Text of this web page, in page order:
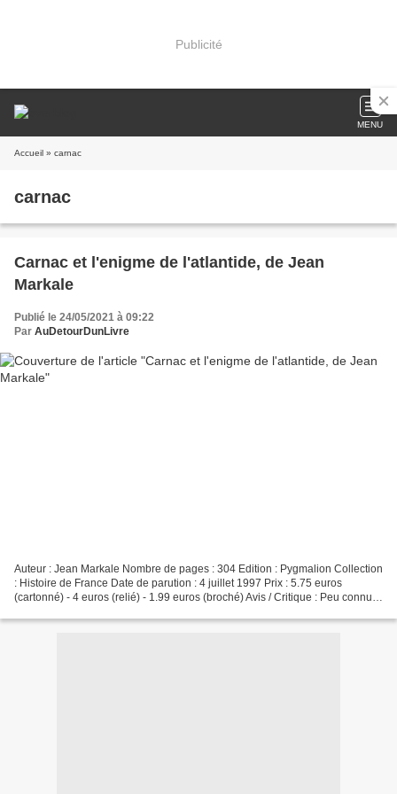
Publicité
MENU
Accueil » carnac
carnac
Carnac et l'enigme de l'atlantide, de Jean
Markale
Publié le 24/05/2021 à 09:22
Par AuDetourDunLivre
Auteur : Jean Markale Nombre de pages : 304 Edition : Pygmalion Collection
: Histoire de France Date de parution : 4 juillet 1997 Prix : 5.75 euros
(cartonné) - 4 euros (relié) - 1.99 euros (broché) Avis / Critique : Peu connu